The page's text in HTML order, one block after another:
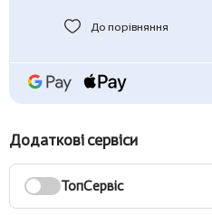
До порівняння
Додаткові сервіси
ТопСервіс